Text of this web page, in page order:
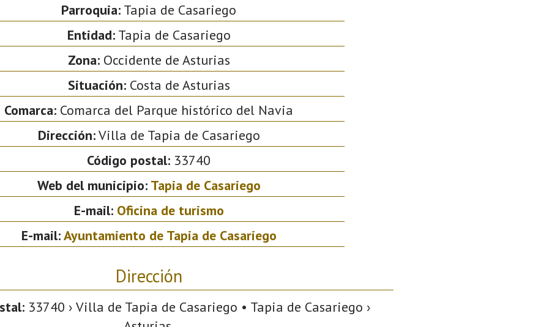
Parroquia: Tapia de Casariego
Entidad:Tapia de Casariego
Zona:Occidente de Asturias
Situación:Costa de Asturias
Comarca: Comarca del Parque histórico del Navia
Dirección:Villa de Tapia de Casariego
Código postal: 33740
Web del municipio: Tapia de Casariego
E-mail: Oficina de turismo
E-mail:Ayuntamiento de Tapia de Casariego
Dirección
33740 › Villa de Tapia de Casariego • Tapia de Casariego ›